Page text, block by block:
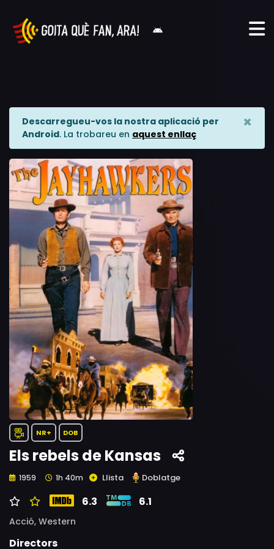
Descarregueu-vos la nostra aplicació per
Android. La trobareu en aquest enllaç
×
NR+ DOB
Els rebels de Kansas
1959 1h 40m Llista Doblatge
6.3 6.1
Acció, Western
Directors